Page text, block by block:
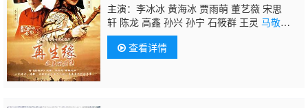
主演：李冰冰 黄海冰 贾雨萌 董艺薇 宋思
轩 陈龙 高鑫 孙兴 孙宁 石筱群 王灵 马敬
涵陈星旭 关晓彤 王明智 徐美玲 胡明 贺镪 刘
卫华 洪宗义 高德海 崔一贵 段秋旭 陶吉兴 邢
军
查看详情